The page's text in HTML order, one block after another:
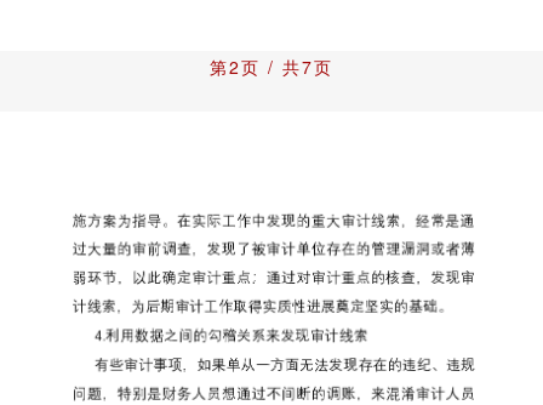
第2页 / 共7页